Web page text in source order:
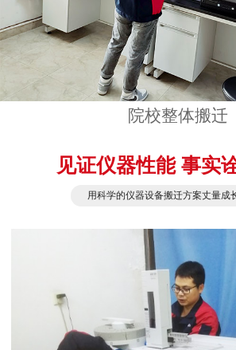
院校整体搬迁
见证仪器性能 事实
用科学的仪器设备搬迁方案丈量成